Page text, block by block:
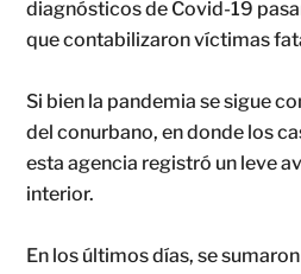
diagnósticos de Covid-19
que contabilizaron víctimas
Si bien la pandemia se sigue
del conurbano, en donde los
esta agencia registró un leve
interior.
En los últimos días, se